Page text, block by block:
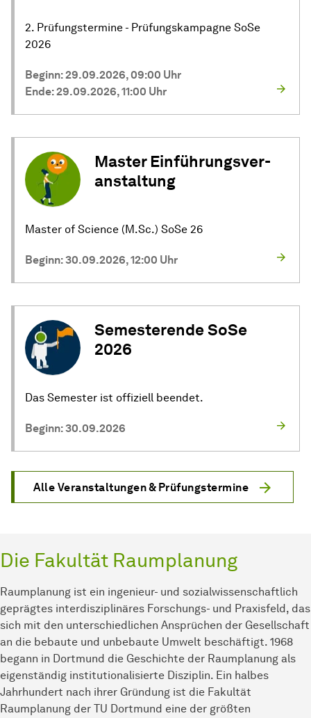
2. Prüfungstermine - Prüfungskampagne SoSe
2026
Beginn: 29.09.2026, 09:00 Uhr
Ende: 29.09.2026, 11:00 Uhr
Master Ein­füh­rungs­ver­
an­stal­tung
Master of Science (M.Sc.) SoSe 26
Beginn: 30.09.2026, 12:00 Uhr
Semesterende SoSe
2026
Das Semester ist offiziell beendet.
Beginn: 30.09.2026
Alle Ver­an­stal­tun­gen& Prüfungstermine
Die Fakultät Raumplanung
Raumplanung ist ein ingenieur- und sozialwissenschaftlich
geprägtes interdisziplinäres Forschungs- und Praxisfeld, das
sich mit den unterschiedlichen Ansprüchen der Gesellschaft
an die bebaute und unbebaute Umwelt beschäftigt. 1968
begann in Dortmund die Geschichte der Raumplanung als
eigenständig institutionalisierte Disziplin. Ein halbes
Jahrhundert nach ihrer Gründung ist die Fakultät
Raumplanung der TU Dortmund eine der größten